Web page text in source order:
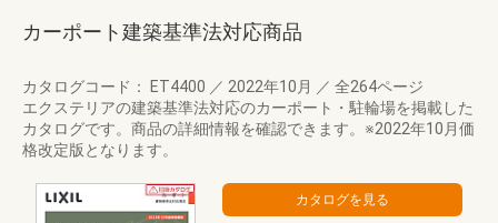
カーポート建築基準法対応商品
カタログコード： ET4400 ／ 2022年10月 ／ 全264ページ
エクステリアの建築基準法対応のカーポート・駐輪場を掲載した
カタログです。商品の詳細情報を確認できます。※2022年10月価
格改定版となります。